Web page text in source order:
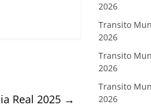
Real 2025 →
2026
Transito
2026
Transito
2026
Transito
2026